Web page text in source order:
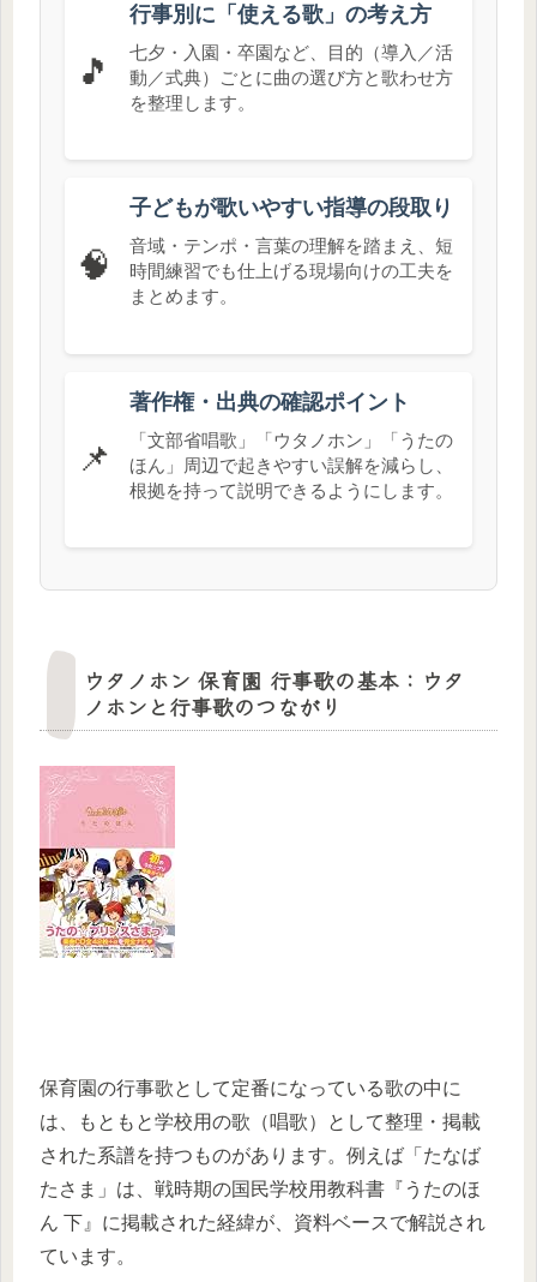
🎵
行事別に「使える歌」の考え方
七夕・入園・卒園など、目的（導入／活
動／式典）ごとに曲の選び方と歌わせ方
を整理します。
🧠
子どもが歌いやすい指導の段取り
音域・テンポ・言葉の理解を踏まえ、短
時間練習でも仕上げる現場向けの工夫を
まとめます。
📌
著作権・出典の確認ポイント
「文部省唱歌」「ウタノホン」「うたの
ほん」周辺で起きやすい誤解を減らし、
根拠を持って説明できるようにします。
ウタノホン 保育園 行事歌の基本：ウタ
ノホンと行事歌のつながり
保育園の行事歌として定番になっている歌の中に
は、もともと学校用の歌（唱歌）として整理・掲載
された系譜を持つものがあります。例えば「たなば
たさま」は、戦時期の国民学校用教科書『うたのほ
ん 下』に掲載された経緯が、資料ベースで解説され
ています。